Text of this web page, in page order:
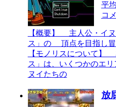
平
コ
【概要】 主人公・イ
ス」の 頂点を目指し
【モノリスについて】
ス」は、いくつかのエ
ヌイたちの
放